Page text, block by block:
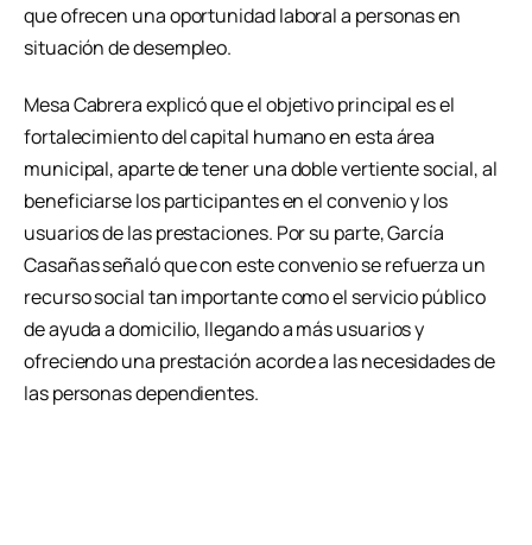
que ofrecen una oportunidad laboral a personas en
situación de desempleo.
Mesa Cabrera explicó que el objetivo principal es el
fortalecimiento del capital humano en esta área
municipal, aparte de tener una doble vertiente social, al
beneficiarse los participantes en el convenio y los
usuarios de las prestaciones. Por su parte, García
Casañas señaló que con este convenio se refuerza un
recurso social tan importante como el servicio público
de ayuda a domicilio, llegando a más usuarios y
ofreciendo una prestación acorde a las necesidades de
las personas dependientes.